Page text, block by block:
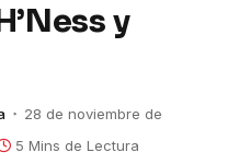
y
28 de noviembre de
5 Mins de Lectura